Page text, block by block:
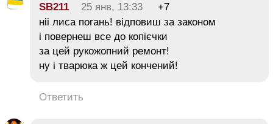
SB211 25 янв, 13:33
+7
ніі лиса погань! відповиш за законом
і повернеш все до копієчки
за цей рукожопний ремонт!
ну і тварюка ж цей кончений!
Ответить